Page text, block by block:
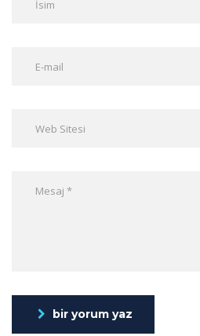
bir yorum yaz